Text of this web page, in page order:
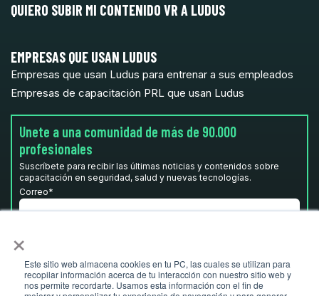
×
Este sitio web almacena cookies en tu PC, las cuales se utilizan para
recopilar información acerca de tu interacción con nuestro sitio web y
nos permite recordarte. Usamos esta información con el fin de
QUIERO SUBIR MI CONTENIDO VR A LUDUS
EMPRESAS QUE USAN LUDUS
Empresas que usan Ludus para entrenar a sus empleados
Empresas de capacitación PRL que usan Ludus
Unete a una comunidad de más de 90.000
profesionales
Suscríbete para recibir las últimas noticias y contenidos sobre
capacitación en seguridad, salud y nuevas tecnologías.
Correo*